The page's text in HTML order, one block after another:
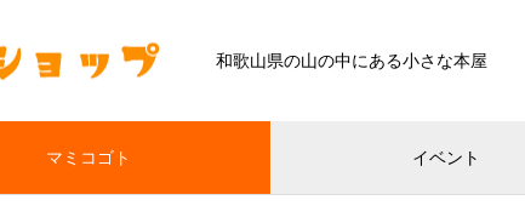
和歌山県の山の中にある小さな本屋
マミコゴト イベント